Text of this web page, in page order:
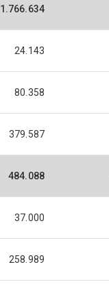
1.766.634
24.143
80.358
379.587
484.088
37.000
258.989